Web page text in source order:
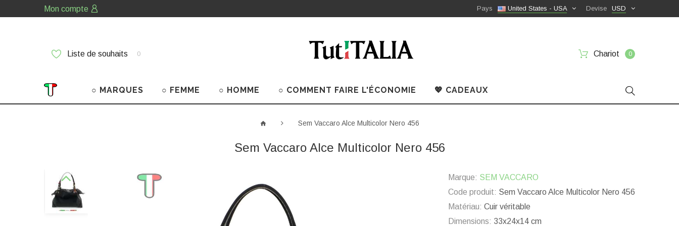
Mon compte USD
Devise
United States - USA
Pays
Liste de souhaits 0 Chariot 0
○ MARQUES ○ FEMME ○ HOMME ○ COMMENT FAIRE L'ÉCONOMIE 💖 CADEAUX
Sem Vaccaro Alce Multicolor Nero 456
Sem Vaccaro Alce Multicolor Nero 456
Marque: SEM VACCARO
Code produit: Sem Vaccaro Alce Multicolor Nero 456
Matériau: Cuir véritable
Dimensions: 33x24x14 cm